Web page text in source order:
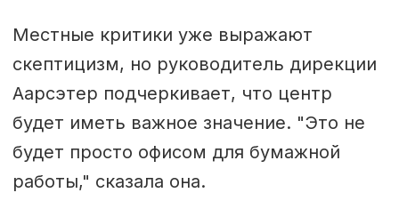
Местные критики уже выражают
скептицизм, но руководитель дирекции
Аарсэтер подчеркивает, что центр
будет иметь важное значение. "Это не
будет просто офисом для бумажной
работы," сказала она.